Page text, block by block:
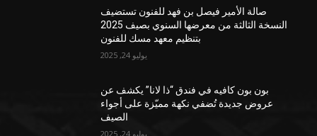
صالة الأمير فيصل بن فهد للفنون تستضيف
النسخة الثالثة من معرضها السنوي بصيف 2025
بتنظيم معهد مسك للفنون
يوليو 24, 2025
بون بون كافيه في فندق “ذا لانا” يكشف عن
عروض جديدة تُضفي نكهة مميّزة على أجواء
الصيف
يوليو 24, 2025